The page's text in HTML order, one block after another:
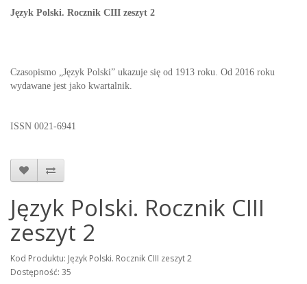
Język Polski. Rocznik CIII zeszyt 2
Czasopismo „Język Polski” ukazuje się od 1913 roku. Od 2016 roku
wydawane jest jako kwartalnik.
ISSN 0021-6941
Język Polski. Rocznik CIII
zeszyt 2
Kod Produktu: Język Polski. Rocznik CIII zeszyt 2
Dostępność: 35